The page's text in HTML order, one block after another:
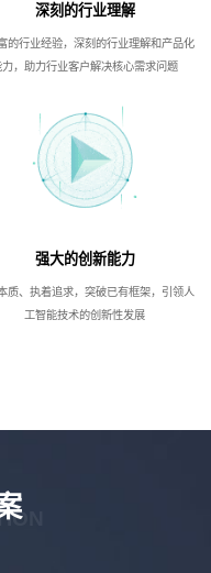
深刻的行业理解
的行业经验，深刻的行业理解和产品化
力，助力行业客户解决核心需求问题
强大的创新能力
质、执着追求，突破已有框架，引领人
工智能技术的创新性发展